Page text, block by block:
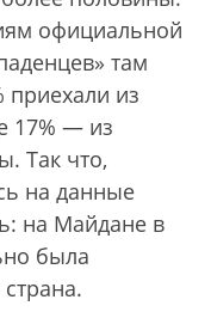
официальной
там
приехали из
17% — из
Так что,
на данные
на Майдане в
была